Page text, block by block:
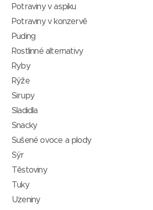
Potraviny v aspiku
Potraviny v konzervě
Puding
Rostlinné alternativy
Ryby
Rýže
Sirupy
Sladidla
Snacky
Sušené ovoce a plody
Sýr
Těstoviny
Tuky
Uzeniny